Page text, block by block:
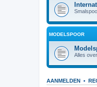
MODELSPOOR
Alles
AANMELDEN •